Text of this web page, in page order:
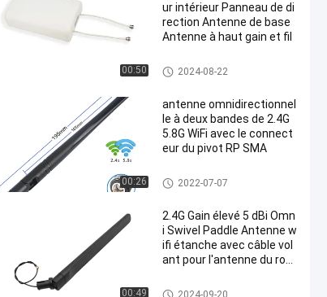
00:50
ur intérieur Panneau de di
rection Antenne de base
Antenne à haut gain et fil
Antenne d'Omni WiFi
2024-08-22
00:26
antenne omnidirectionnel
le à deux bandes de 2.4G
5.8G WiFi avec le connect
eur du pivot RP SMA
Antenne d'Omni WiFi
2022-07-07
00:49
2.4G Gain élevé 5 dBi Omn
i Swivel Paddle Antenne w
ifi étanche avec câble vol
ant pour l'antenne du rout
Antenne d'Omni WiFi
2024-09-20